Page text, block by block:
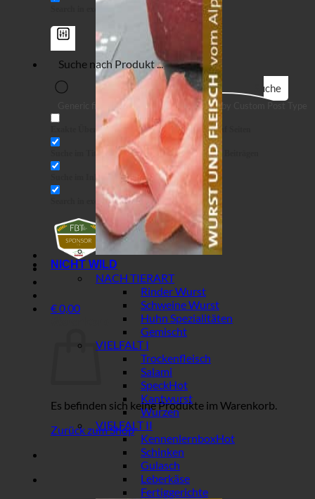
Suche
Exakte Übereinstimmung
Suche im Inhalt
Search in excerpt
Filter by Custom Post Type
Suche auf Seiten
Suche in Beiträgen
€0,00
Es befinden sich keine Produkte im Warenkorb.
Zurück zum Shop
NICHT WILD
NACH TIERART
Rinder Wurst
Schweine Wurst
Huhn Spezialitäten
Gemischt
VIELFALT I
Trockenfleisch
Salami
Speck
Kantwurst
Wurzen
VIELFALT II
Kennenlernbox
Schinken
Gulasch
Leberkäse
Fertiggerichte